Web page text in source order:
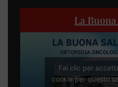
La
Fai clic per
cookie per questo